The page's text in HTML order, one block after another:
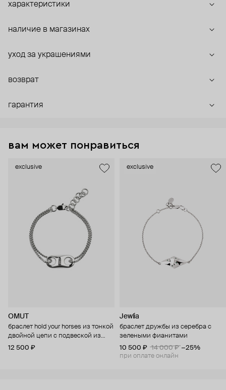
характеристики
наличие в магазинах
уход за украшениями
возврат
гарантия
вам может понравиться
exclusive
OMUT
браслет hold your horses из тонкой
двойной цепи с подвеской из
бронзы с родиевым покрытием
12 500 ₽
exclusive
Jewlia
браслет дружбы из серебра с
зелеными фианитами
10 500 ₽
14 000 ₽ −25%
при оплате онлайн